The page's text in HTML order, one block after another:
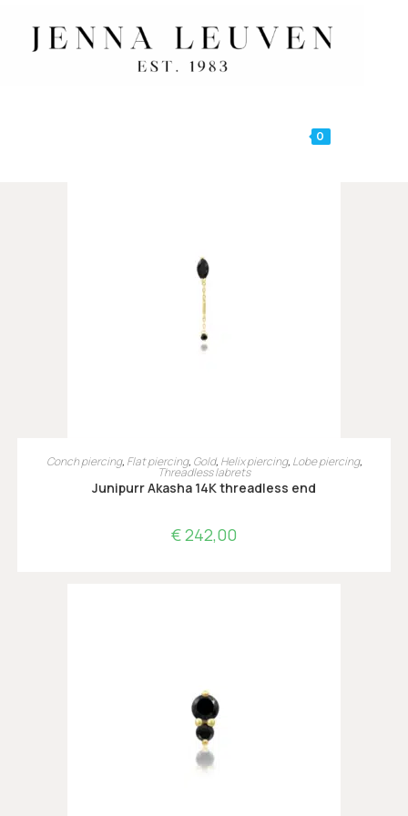
0
TOEVOEGEN AAN WINKELWAGEN
Conch piercing, Flat piercing, Gold, Helix piercing, Lobe piercing,
Threadless labrets
Junipurr Akasha 14K threadless end
€242,00